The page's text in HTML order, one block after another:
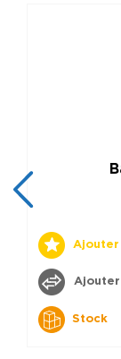
Ajouter
Stock